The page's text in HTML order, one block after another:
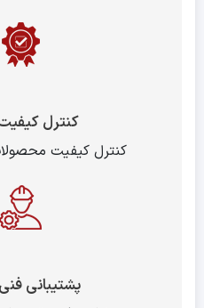
کنترل
کنترل کیفیت
پشتیبانی